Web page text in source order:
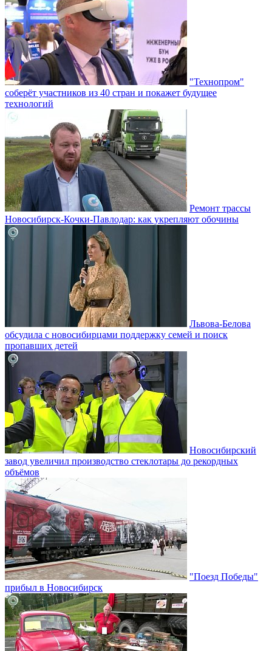
"Технопром"
соберёт участников из 40 стран и покажет будущее
технологий
Ремонт трассы
Новосибирск-Кочки-Павлодар: как укрепляют обочины
Львова-Белова
обсудила с новосибирцами поддержку семей и поиск
пропавших детей
Новосибирский
завод увеличил производство стеклотары до рекордных
объёмов
"Поезд Победы"
прибыл в Новосибирск